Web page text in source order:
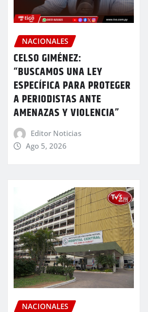
NACIONALES
CELSO GIMÉNEZ:
“BUSCAMOS UNA LEY
ESPECÍFICA PARA PROTEGER
A PERIODISTAS ANTE
AMENAZAS Y VIOLENCIA”
Editor Noticias
Ago 5, 2026
NACIONALES